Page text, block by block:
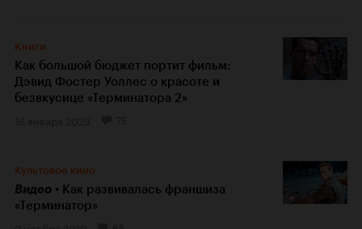
Книги
Как большой бюджет портит фильм:
Дэвид Фостер Уоллес о красоте и
безвкусице «Терминатора 2»
Культовое кино
Видео
Как развивалась франшиза
«Терминатор»